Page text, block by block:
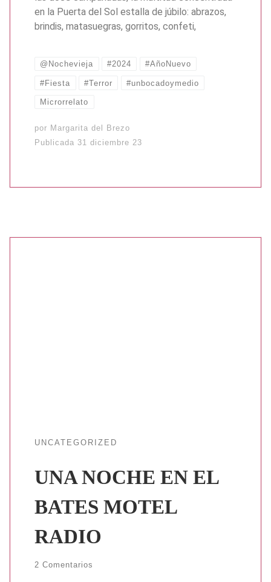
en la Puerta del Sol estalla de júbilo: abrazos,
brindis, matasuegras, gorritos, confeti,
@Nochevieja #2024 #AñoNuevo
#Fiesta #Terror #unbocadoymedio
Microrrelato
por Margarita del Brezo
Publicada 31 diciembre 23
UNCATEGORIZED
UNA NOCHE EN EL
BATES MOTEL
RADIO
2 Comentarios